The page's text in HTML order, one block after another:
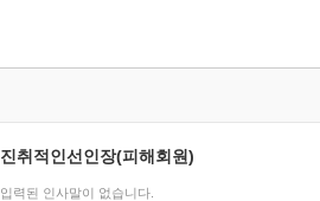
유해사이트 목록
비공개 피해사례
워킹홀리데이 피해사례
진취적인선인장(피해회원)
입력된 인사말이 없습니다.